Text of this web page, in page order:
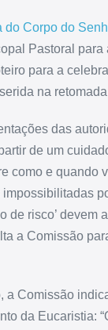
Pastoral
para a
na
das
de um
como e quando
de risco’
a Comissão
a Comissão
da Eucaristia: